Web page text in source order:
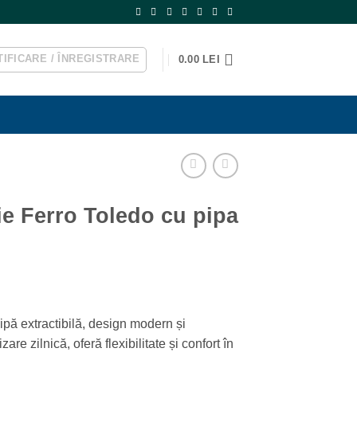
/ ÎNREGISTRARE 0.00 LEI
Ferro Toledo cu pipa
extractibilă, design modern și
zilnică, oferă flexibilitate și confort în
cu pipa extractibila